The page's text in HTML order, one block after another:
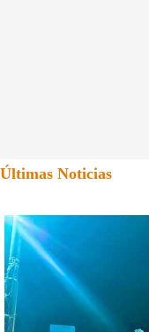
Últimas Noticias